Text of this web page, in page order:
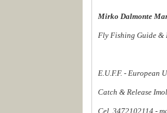
Mirko Dalmonte
Fly Fishing Guide &
E.U.F.F. - European
Catch & Release
Cel. 3472102114 -